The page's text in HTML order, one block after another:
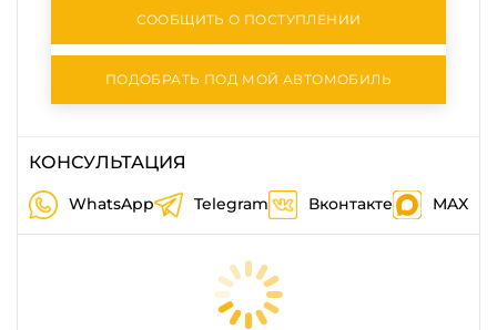
СООБЩИТЬ О ПОСТУПЛЕНИИ
ПОДОБРАТЬ ПОД МОЙ АВТОМОБИЛЬ
КОНСУЛЬТАЦИЯ
WhatsApp Telegram Вконтакте MAX